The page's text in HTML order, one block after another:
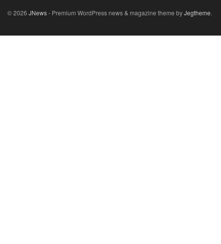
© 2026 JNews- Premium WordPress news & magazine theme byJegtheme.